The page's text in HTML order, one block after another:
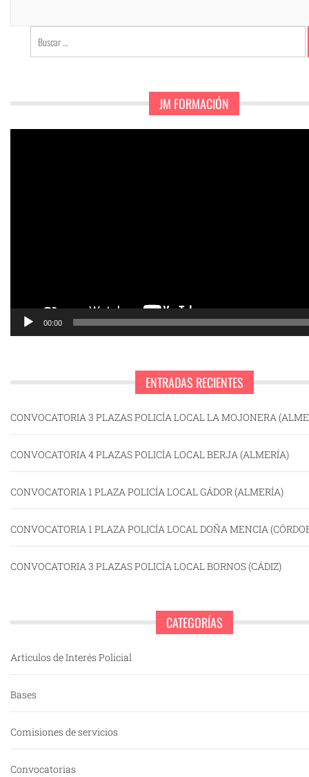
Buscar:
JM FORMACIÓN
00:00
ENTRADAS RECIENTES
CONVOCATORIA 3 PLAZAS POLICÍA LOCAL LA MOJONERA
CONVOCATORIA 4 PLAZAS POLICÍA LOCAL BERJA (ALMERÍA)
CONVOCATORIA 1 PLAZA POLICÍA LOCAL GÁDOR (ALMERÍA)
CONVOCATORIA 1 PLAZA POLICÍA LOCAL DOÑA MENCIA
CONVOCATORIA 3 PLAZAS POLICÍA LOCAL BORNOS (CÁDIZ)
CATEGORÍAS
Artículos de Interés Policial
Bases
Comisiones de servicios
Convocatorias